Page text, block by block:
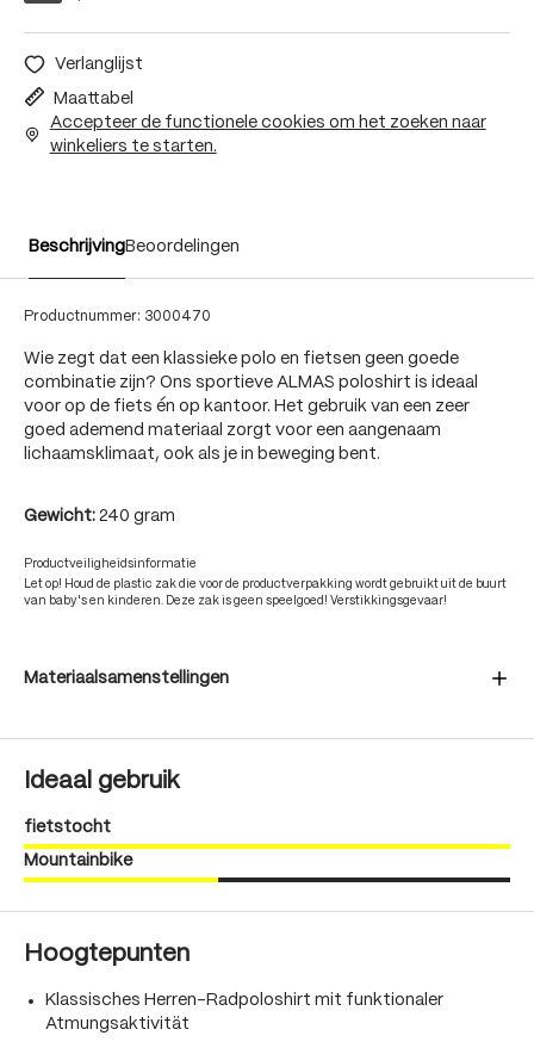
Verlanglijst
Maattabel
Accepteer de functionele cookies om het zoeken naar
winkeliers te starten.
BeschrijvingBeoordelingen
Productnummer: 3000470
Wie zegt dat een klassieke polo en fietsen geen goede
combinatie zijn? Ons sportieve ALMAS poloshirt is ideaal
voor op de fiets én op kantoor. Het gebruik van een zeer
goed ademend materiaal zorgt voor een aangenaam
lichaamsklimaat, ook als je in beweging bent.
Gewicht: 240 gram
Productveiligheidsinformatie
Let op! Houd de plastic zak die voor de productverpakking wordt gebruikt uit de buurt
van baby's en kinderen. Deze zak is geen speelgoed! Verstikkingsgevaar!
Materiaalsamenstellingen
Ideaal gebruik
fietstocht
Mountainbike
Hoogtepunten
Klassisches Herren-Radpoloshirt mit funktionaler
Atmungsaktivität